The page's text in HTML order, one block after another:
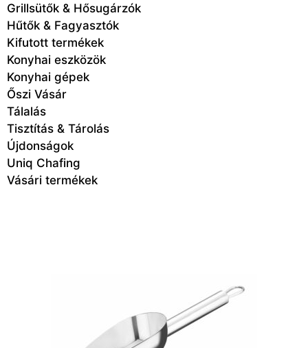
Grillsütők & Hősugárzók
Hűtők & Fagyasztók
Kifutott termékek
Konyhai eszközök
Konyhai gépek
Őszi Vásár
Tálalás
Tisztítás & Tárolás
Újdonságok
Uniq Chafing
Vásári termékek